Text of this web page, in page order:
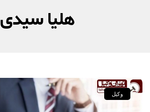
هلیا سیدی
وکیل